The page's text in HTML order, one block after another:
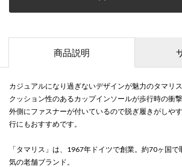
商品説明
カジュアルになり過ぎないデザインが魅力のタマリス
クッション性のあるカップインソールが歩行時の衝
外側にファスナーが付いているので脱ぎ履きがしや
行にもおすすめです。
「タマリス」は、1967年ドイツで創業。約70ヶ国で
気の老舗ブランド。